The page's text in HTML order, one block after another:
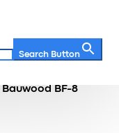
Search Button
Bauwood BF-8